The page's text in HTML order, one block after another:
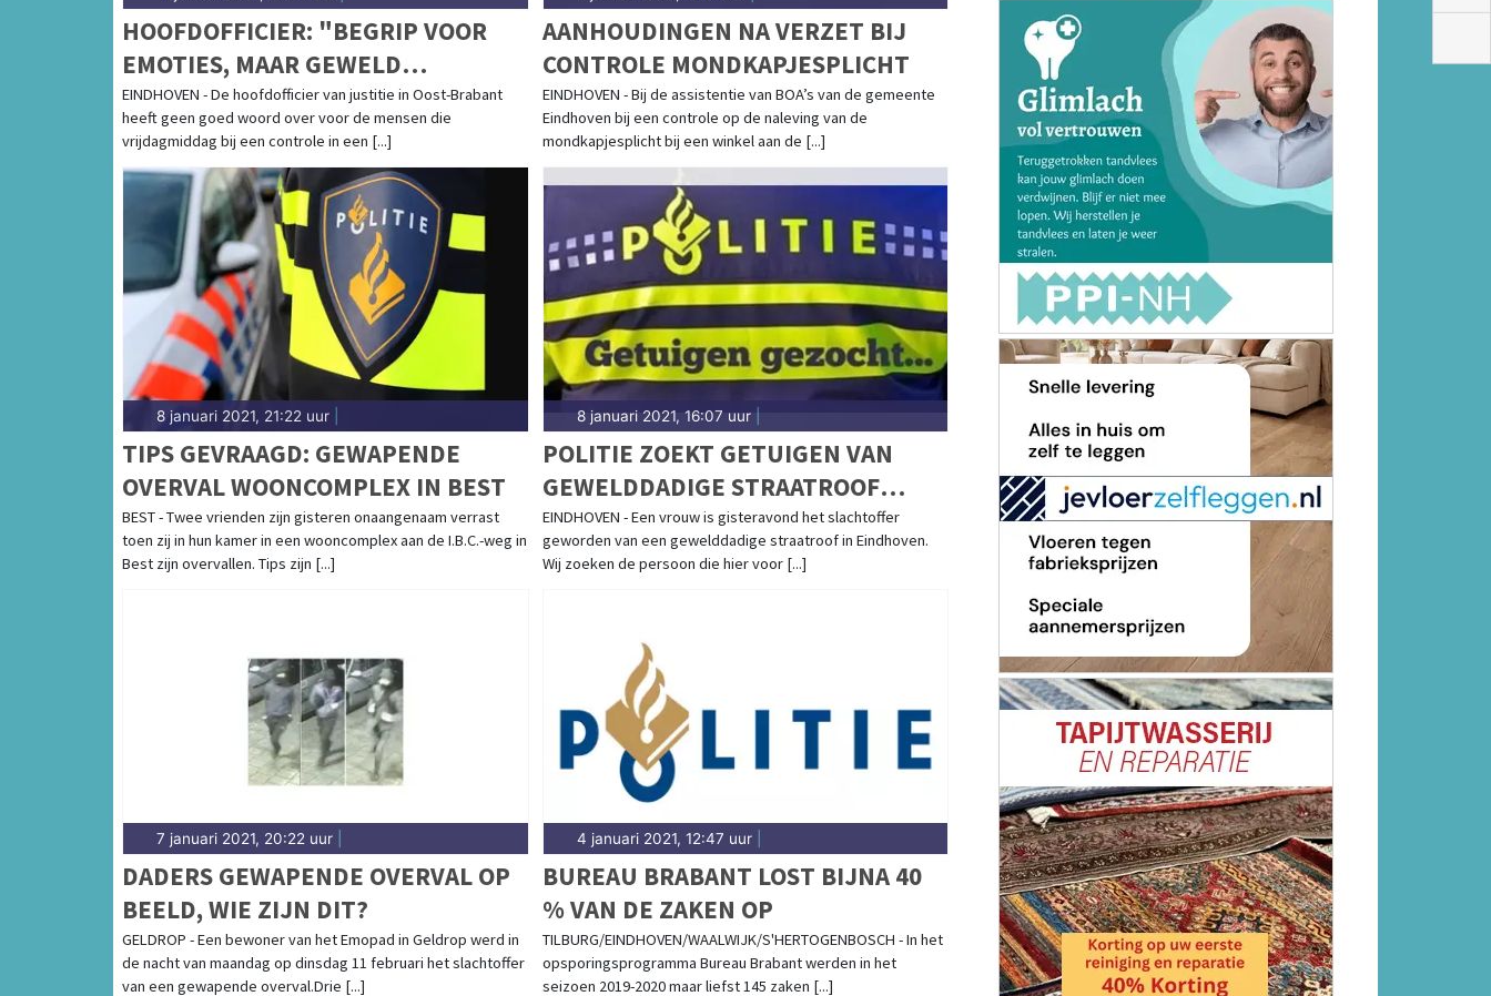
HOOFDOFFICIER: "BEGRIP VOOR
EMOTIES, MAAR GEWELD
ACCEPTEREN WIJ NOOIT"
EINDHOVEN - De hoofdofficier van justitie in Oost-Brabant
heeft geen goed woord over voor de mensen die
vrijdagmiddag bij een controle in een [...]
AANHOUDINGEN NA VERZET BIJ
CONTROLE MONDKAPJESPLICHT
EINDHOVEN - Bij de assistentie van BOA’s van de gemeente
Eindhoven bij een controle op de naleving van de
mondkapjesplicht bij een winkel aan de [...]
8 januari 2021, 21:22 uur
TIPS GEVRAAGD: GEWAPENDE
OVERVAL WOONCOMPLEX IN BEST
BEST - Twee vrienden zijn gisteren onaangenaam verrast
toen zij in hun kamer in een wooncomplex aan de I.B.C.-weg in
Best zijn overvallen. Tips zijn [...]
8 januari 2021, 16:07 uur|
POLITIE ZOEKT GETUIGEN VAN
GEWELDDADIGE STRAATROOF
EINDHOVEN
EINDHOVEN - Een vrouw is gisteravond het slachtoffer
geworden van een gewelddadige straatroof in Eindhoven.
Wij zoeken de persoon die hier voor [...]
7 januari 2021, 20:22 uur
DADERS GEWAPENDE OVERVAL OP
BEELD, WIE ZIJN DIT?
GELDROP - Een bewoner van het Emopad in Geldrop werd in
de nacht van maandag op dinsdag 11 februari het slachtoffer
van een gewapende overval.Drie [...]
4 januari 2021, 12:47 uur|
BUREAU BRABANT LOST BIJNA 40
% VAN DE ZAKEN OP
TILBURG/EINDHOVEN/WAALWIJK/S'HERTOGENBOSCH - In het
opsporingsprogramma Bureau Brabant werden in het
seizoen 2019-2020 maar liefst 145 zaken [...]